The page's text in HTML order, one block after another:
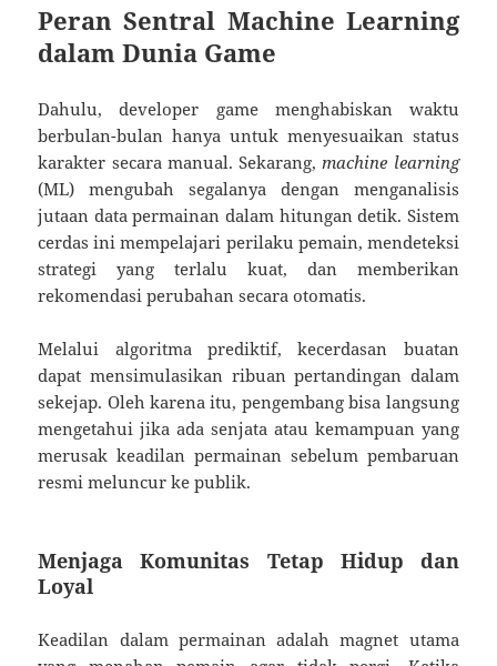
Peran Sentral Machine Learning
dalam Dunia Game
Dahulu, developer game menghabiskan waktu
berbulan-bulan hanya untuk menyesuaikan status
karakter secara manual. Sekarang,machine learning
(ML) mengubah segalanya dengan menganalisis
jutaan data permainan dalam hitungan detik. Sistem
cerdas ini mempelajari perilaku pemain, mendeteksi
strategi yang terlalu kuat, dan memberikan
rekomendasi perubahan secara otomatis.
Melalui algoritma prediktif, kecerdasan buatan
dapat mensimulasikan ribuan pertandingan dalam
sekejap. Oleh karena itu, pengembang bisa langsung
mengetahui jika ada senjata atau kemampuan yang
merusak keadilan permainan sebelum pembaruan
resmi meluncur ke publik.
Menjaga Komunitas Tetap Hidup dan
Loyal
Keadilan dalam permainan adalah magnet utama